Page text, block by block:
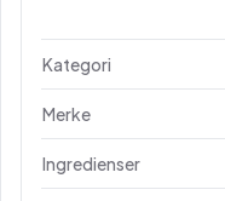
Kategori
Merke
Ingredienser